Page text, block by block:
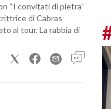
“I convitati di pietra”
di Cabras
al tour. La rabbia di